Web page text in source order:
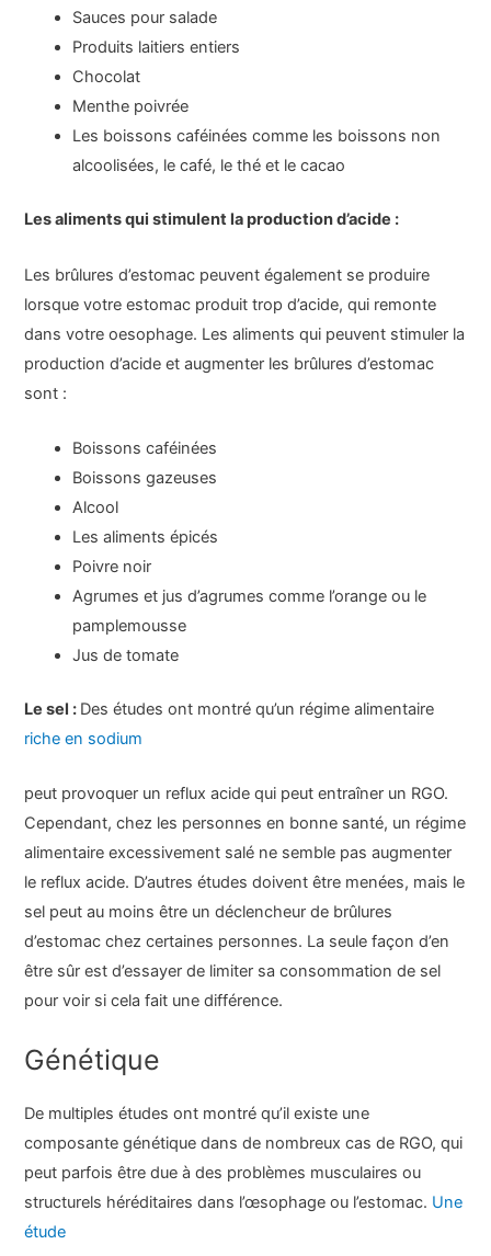
Sauces pour salade
Produits laitiers entiers
Chocolat
Menthe poivrée
Les boissons caféinées comme les boissons non
alcoolisées, le café, le thé et le cacao
Les aliments qui stimulent la production d’acide :
Les brûlures d’estomac peuvent également se produire
lorsque votre estomac produit trop d’acide, qui remonte
dans votre oesophage. Les aliments qui peuvent stimuler la
production d’acide et augmenter les brûlures d’estomac
sont :
Boissons caféinées
Boissons gazeuses
Alcool
Les aliments épicés
Poivre noir
Agrumes et jus d’agrumes comme l’orange ou le
pamplemousse
Jus de tomate
Le sel : Des études ont montré qu’un régime alimentaire
riche en sodium
peut provoquer un reflux acide qui peut entraîner un RGO.
Cependant, chez les personnes en bonne santé, un régime
alimentaire excessivement salé ne semble pas augmenter
le reflux acide. D’autres études doivent être menées, mais le
sel peut au moins être un déclencheur de brûlures
d’estomac chez certaines personnes. La seule façon d’en
être sûr est d’essayer de limiter sa consommation de sel
pour voir si cela fait une différence.
Génétique
De multiples études ont montré qu’il existe une
composante génétique dans de nombreux cas de RGO, qui
peut parfois être due à des problèmes musculaires ou
structurels héréditaires dans l’œsophage ou l’estomac. Une
étude